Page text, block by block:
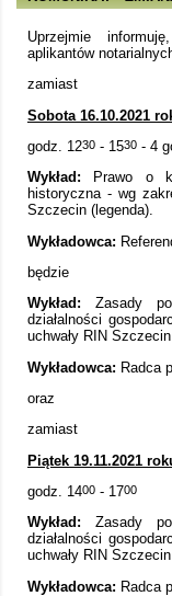
Uprzejmie
aplikantów
zamiast
Sobota 16.10.2021
godz. 1230 - 1530 - 4
Wykład: Prawo o
historyczna - wg
Szczecin (legenda).
Wykładowca:
będzie
Wykład: Zasady
działalności
uchwały RIN
Wykładowca: Radca
oraz
zamiast
Piątek 19.11.2021
godz. 1400 - 1700
Wykład: Zasady
działalności
uchwały RIN
Wykładowca: Radca